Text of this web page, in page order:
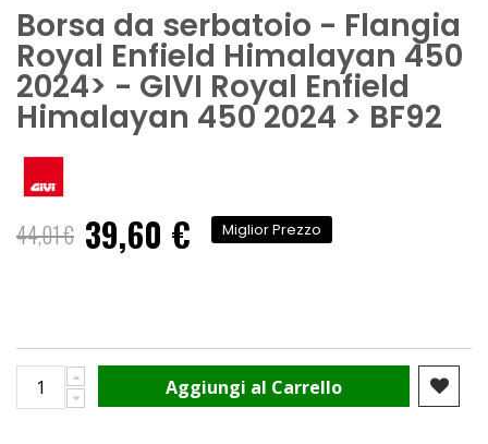
Borsa da serbatoio - Flangia
Royal Enfield Himalayan 450
2024> - GIVI Royal Enfield
Himalayan 450 2024 > BF92
44,01 € Prezzo
speciale
39,60 € Miglior Prezzo
Aggiungi al Carrello